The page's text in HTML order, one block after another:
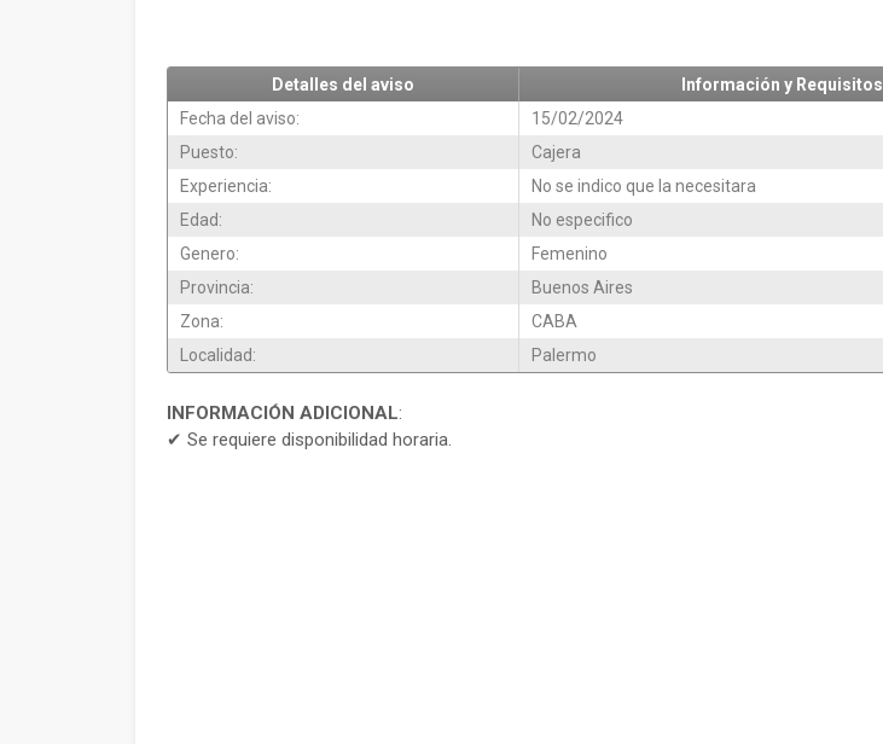
Detalles del aviso
Información y Requisitos
Fecha del aviso:
15/02/2024
Puesto:
Cajera
Experiencia:
No se indico que la necesitara
Edad:
No especifico
Genero:
Femenino
Provincia:
Buenos Aires
Zona:
CABA
Localidad:
Palermo
INFORMACIÓN ADICIONAL:
✔ Se requiere disponibilidad horaria.